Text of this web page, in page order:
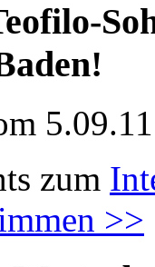
5.09.11
zum
>>